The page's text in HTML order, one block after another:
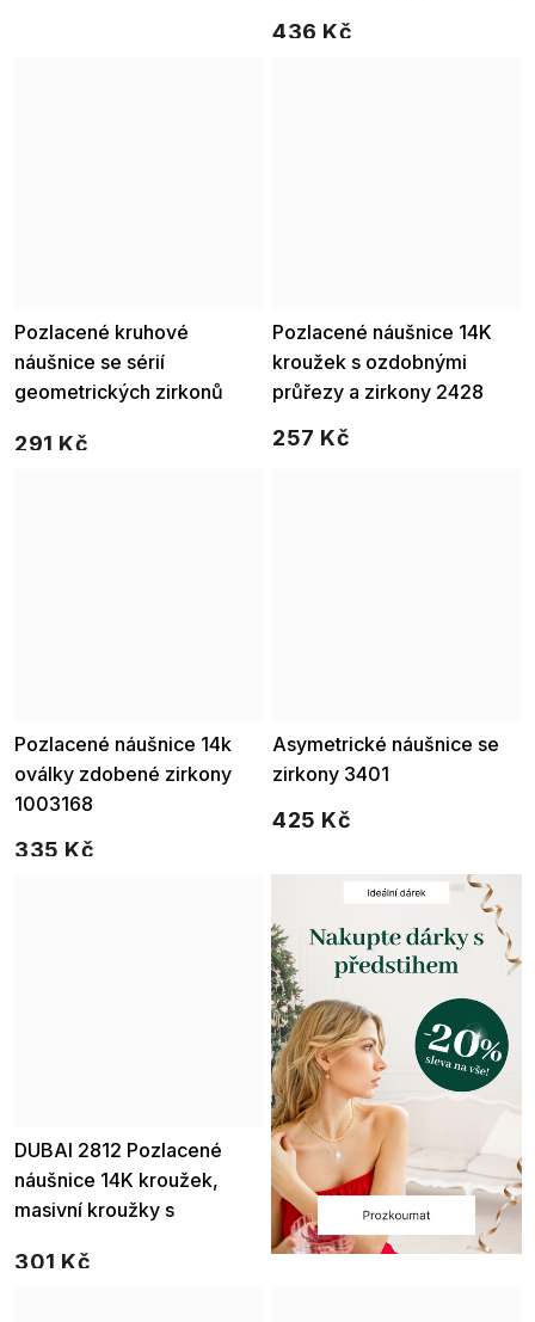
436 Kč
Pozlacené kruhové
náušnice se sérií
geometrických zirkonů
291 Kč
Pozlacené náušnice 14K
kroužek s ozdobnými
průřezy a zirkony 2428
257 Kč
Pozlacené náušnice 14k
oválky zdobené zirkony
1003168
335 Kč
Asymetrické náušnice se
zirkony 3401
425 Kč
DUBAI 2812 Pozlacené
náušnice 14K kroužek,
masivní kroužky s
Ellami
301 Kč